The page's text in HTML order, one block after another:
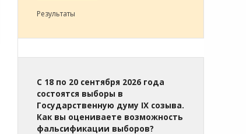
Результаты
С 18 по 20 сентября 2026 года
состоятся выборы в
Государственную думу IX созыва.
Как вы оцениваете возможность
фальсификации выборов?